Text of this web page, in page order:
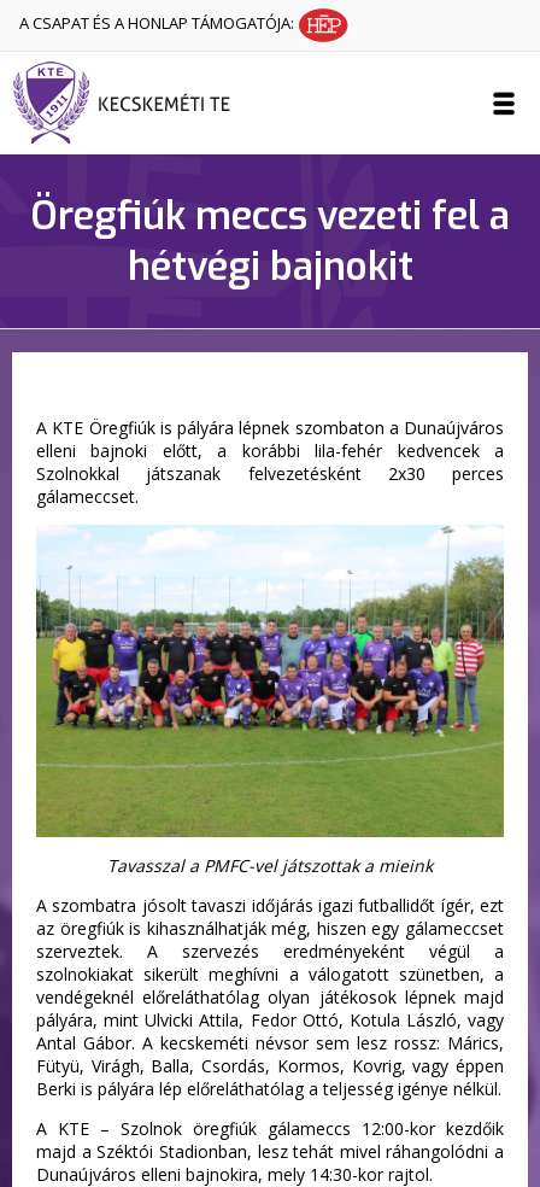
A CSAPAT ÉS A HONLAP TÁMOGATÓJA:
Öregfiúk meccs vezeti fel a
hétvégi bajnokit
A KTE Öregfiúk is pályára lépnek szombaton a Dunaújváros
elleni bajnoki előtt, a korábbi lila-fehér kedvencek a
Szolnokkal játszanak felvezetésként 2x30 perces
gálameccset.
Tavasszal a PMFC-vel játszottak a mieink
A szombatra jósolt tavaszi időjárás igazi futballidőt ígér, ezt
az öregfiúk is kihasználhatják még, hiszen egy gálameccset
szerveztek. A szervezés eredményeként végül a
szolnokiakat sikerült meghívni a válogatott szünetben, a
vendégeknél előreláthatólag olyan játékosok lépnek majd
pályára, mint Ulvicki Attila, Fedor Ottó, Kotula László, vagy
Antal Gábor. A kecskeméti névsor sem lesz rossz: Márics,
Fütyü, Virágh, Balla, Csordás, Kormos, Kovrig, vagy éppen
Berki is pályára lép előreláthatólag a teljesség igénye nélkül.
A KTE – Szolnok öregfiúk gálameccs 12:00-kor kezdőik
majd a Széktói Stadionban, lesz tehát mivel ráhangolódni a
Dunaújváros elleni bajnokira, mely 14:30-kor rajtol.